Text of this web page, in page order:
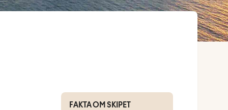
FAKTA OM SKIPET